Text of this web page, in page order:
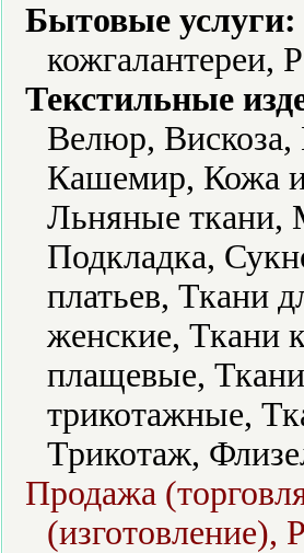
Бытовые услуги:
кожгалантереи,
Текстильные
Велюр,
Кашемир, Кожа
Льняные ткани,
Подкладка,
платьев, Ткани
женские, Ткани
плащевые,
трикотажные,
Трикотаж,
Продажа
(изготовление),